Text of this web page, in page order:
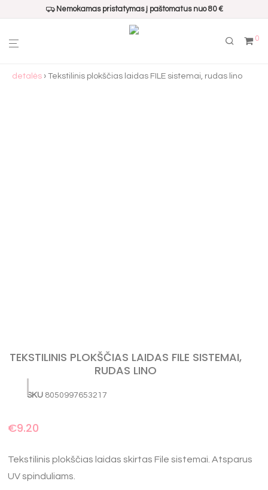
Nemokamas pristatymas į paštomatus nuo 80 €
0
detalės › Tekstilinis plokščias laidas FILE sistemai, rudas lino
TEKSTILINIS PLOKŠČIAS LAIDAS FILE SISTEMAI,
RUDAS LINO
SKU 8050997653217
€9.20
Tekstilinis plokščias laidas skirtas File sistemai. Atsparus
UV spinduliams.